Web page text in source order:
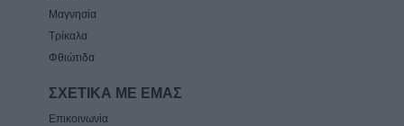
Μαγνησία
Τρίκαλα
Φθιώτιδα
ΣΧΕΤΙΚΑ ΜΕ ΕΜΑΣ
Επικοινωνία